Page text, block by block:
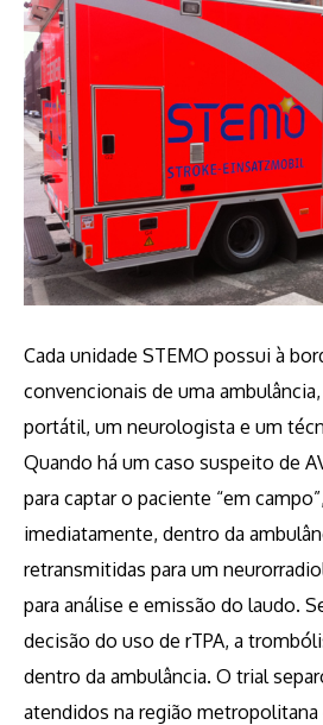
Cada unidade STEMO possui à
convencionais de uma
portátil, um neurologista e um
Quando há um caso suspeito de
para captar o paciente “em
imediatamente, dentro da
retransmitidas para um
para análise e emissão do laudo.
decisão do uso de rTPA, a
dentro da ambulância. O trial
atendidos na região metropolitana